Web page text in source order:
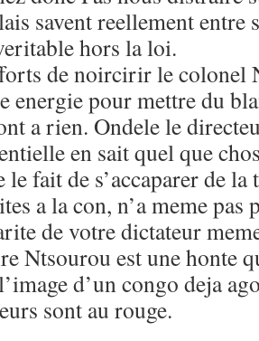
savent reellement entre
hors la loi.
de noircirir le colonel
energie pour mettre du
a rien. Ondele le
en sait quel que
le fait de s’accaparer de
a la con, n’a meme pas
de votre dictateur
Ntsourou est une honte
d’un congo deja
sont au rouge.